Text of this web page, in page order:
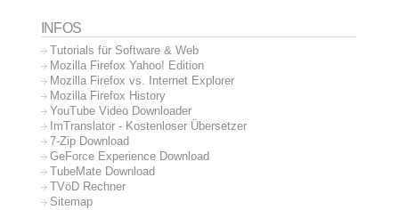
INFOS
Tutorials für Software & Web
Mozilla Firefox Yahoo! Edition
Mozilla Firefox vs. Internet Explorer
Mozilla Firefox History
YouTube Video Downloader
ImTranslator - Kostenloser Übersetzer
7-Zip Download
GeForce Experience Download
TubeMate Download
TVöD Rechner
Sitemap